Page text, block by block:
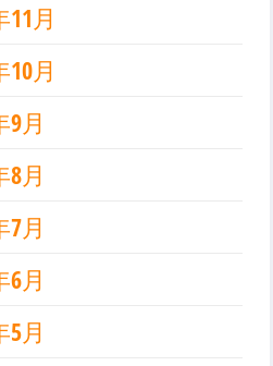
11月
10月
9月
8月
7月
6月
5月